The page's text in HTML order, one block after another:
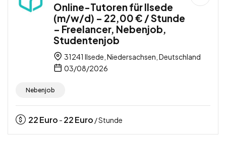
Online-Tutoren für Ilsede
(m/w/d) – 22,00 € / Stunde
– Freelancer, Nebenjob,
Studentenjob
31241 Ilsede, Niedersachsen, Deutschland
03/08/2026
Nebenjob
22Euro - 22Euro / Stunde